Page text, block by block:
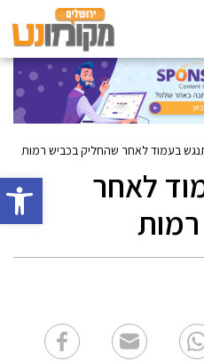
פתח
בעמוד לאחר שהחליק בכביש רמות
לאחר